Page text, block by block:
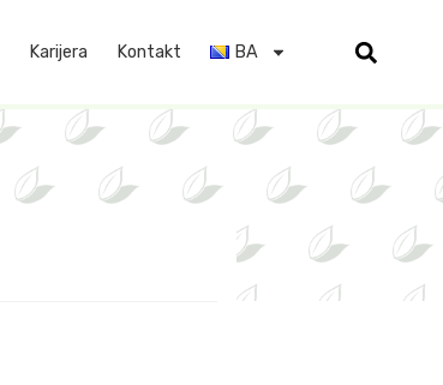
Karijera Kontakt BA